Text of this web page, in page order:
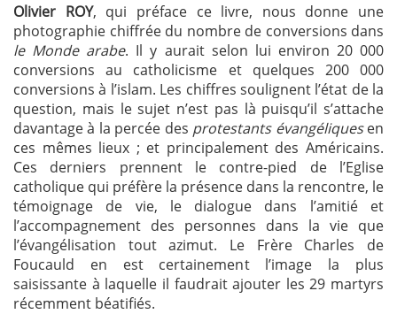
Olivier ROY, qui préface ce livre, nous donne une
photographie chiffrée du nombre de conversions dans
le Monde arabe. Il y aurait selon lui environ 20 000
conversions au catholicisme et quelques 200 000
conversions à l’islam. Les chiffres soulignent l’état de la
question, mais le sujet n’est pas là puisqu’il s’attache
davantage à la percée des protestants évangéliquesen
ces mêmes lieux ; et principalement des Américains.
Ces derniers prennent le contre-pied de l’Eglise
catholique qui préfère la présence dans la rencontre, le
témoignage de vie, le dialogue dans l’amitié et
l’accompagnement des personnes dans la vie que
l’évangélisation tout azimut. Le Frère Charles de
Foucauld en est certainement l’image la plus
saisissante à laquelle il faudrait ajouter les 29 martyrs
récemment béatifiés.